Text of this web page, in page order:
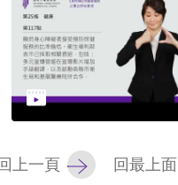
回上一頁 回最上面